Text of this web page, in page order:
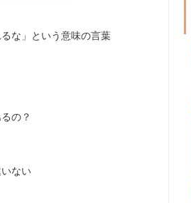
な」という意味の言葉
の？
ない